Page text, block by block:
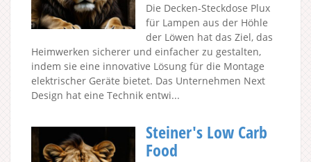
Die Decken-Steckdose Plux
für Lampen aus der Höhle
der Löwen hat das Ziel, das
Heimwerken sicherer und einfacher zu gestalten,
indem sie eine innovative Lösung für die Montage
elektrischer Geräte bietet. Das Unternehmen Next
Design hat eine Technik entwi...
Steiner's Low Carb
Food